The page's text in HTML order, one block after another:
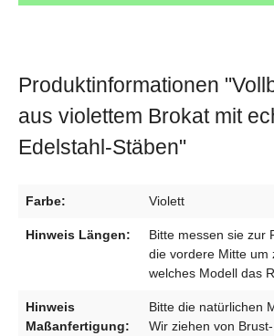
Produktinformationen
aus violettem Brokat mit
Edelstahl-Stäben"
Farbe: Violett
Hinweis Längen:
Bitte messen sie zur
die vordere Mitte um
welches Modell das
Hinweis
Maßanfertigung:
Bitte die natürlichen
Wir ziehen von